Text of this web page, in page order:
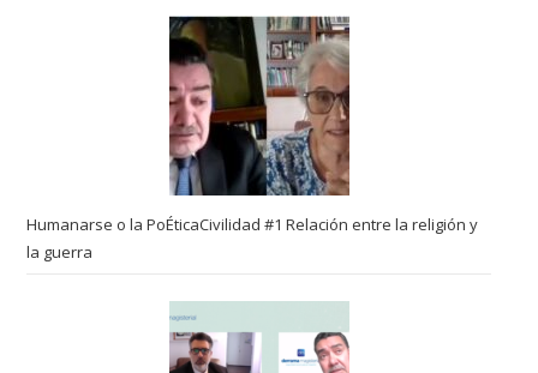
Humanarse o la PoÉticaCivilidad #1 Relación entre la religión y
la guerra